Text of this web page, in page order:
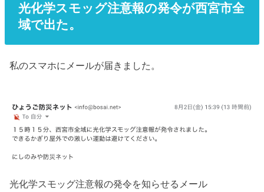
光化学スモッグ注意報の発令が西宮市全
域で出た。
私のスマホにメールが届きました。
光化学スモッグ注意報の発令を知らせるメール